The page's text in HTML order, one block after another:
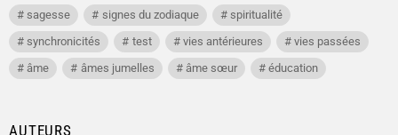
sagesse
signes du zodiaque
spiritualité
synchronicités
test vies antérieures
vies passées
âme
âmes jumelles âme sœur éducation
AUTEURS